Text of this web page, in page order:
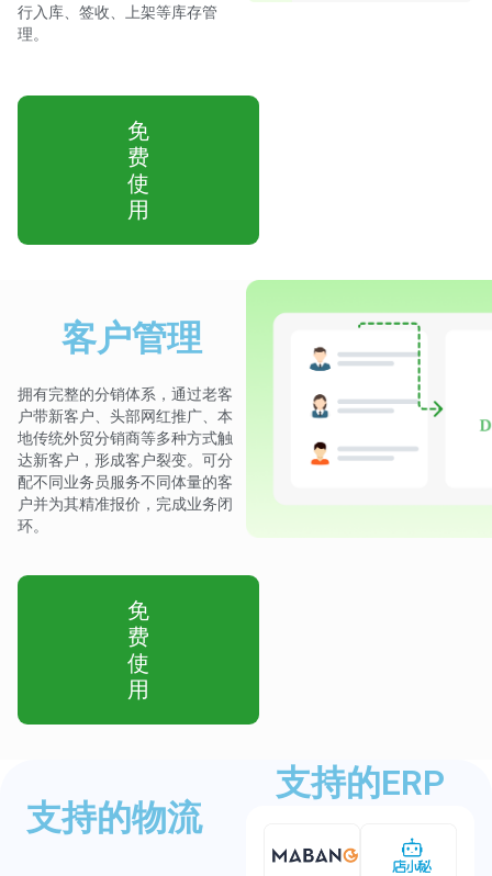
行入库、签收、上架等库存管
理。
免
费
使
用
客户管理
拥有完整的分销体系，通过老客
户带新客户、头部网红推广、本
地传统外贸分销商等多种方式触
达新客户，形成客户裂变。可分
配不同业务员服务不同体量的客
户并为其精准报价，完成业务闭
环。
免
费
使
用
支持的物流
支持的ERP